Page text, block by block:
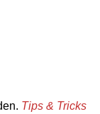
Tips & Tricks